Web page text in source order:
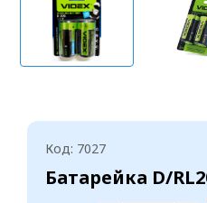
Код: 7027
Батарейка D/